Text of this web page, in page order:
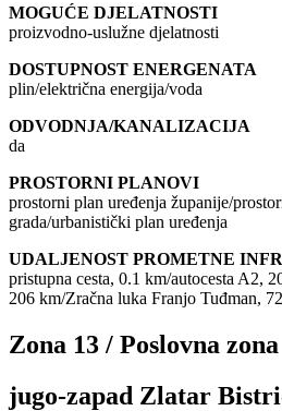
MOGUĆE DJELATNOSTI
proizvodno-uslužne djelatnosti
DOSTUPNOST ENERGENATA
plin/električna energija/voda
ODVODNJA/KANALIZACIJA
da
PROSTORNI PLANOVI
prostorni plan uređenja županije/
grada/urbanistički plan uređenja
UDALJENOST PROMETNE
pristupna cesta, 0.1 km/autocesta A2,
206 km/Zračna luka Franjo Tuđman,
Zona 13 / Poslovna zona
jugo-zapad Zlatar